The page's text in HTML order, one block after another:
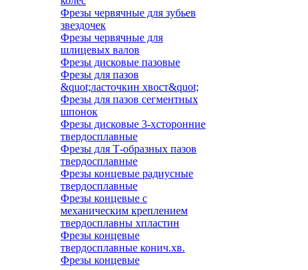
Фрезы червячные для зубьев
звездочек
Фрезы червячные для
шлицевых валов
Фрезы дисковые пазовые
Фрезы для пазов
&quot;ласточкин хвост&quot;
Фрезы для пазов сегментных
шпонок
Фрезы дисковые 3-хсторонние
твердосплавные
Фрезы для Т-образных пазов
твердосплавные
Фрезы концевые радиусные
твердосплавные
Фрезы концевые с
механическим креплением
твердосплавны хпластин
Фрезы концевые
твердосплавные конич.хв.
Фрезы концевые